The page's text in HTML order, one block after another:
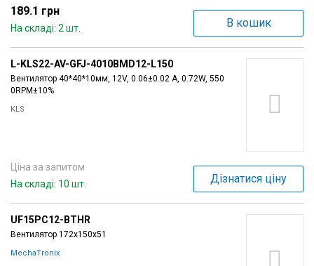
189.1 грн
На складі: 2 шт. В кошик
L-KLS22-AV-GFJ-4010BMD12-L150
Вентилятор 40*40*10мм, 12V, 0.06±0.02 A, 0.72W, 550
0RPM±10%
KLS
Ціна за запитом
На складі: 10 шт.
Дізнатися ціну
UF15PC12-BTHR
Вентилятор 172x150x51
MechaTronix